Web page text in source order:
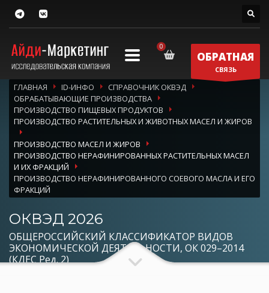
ОБРАТНАЯ
СВЯЗЬ
ГЛАВНАЯ ID-ИНФО
СПРАВОЧНИК ОКВЭД
ОБРАБАТЫВАЮЩИЕ ПРОИЗВОДСТВА
ПРОИЗВОДСТВО ПИЩЕВЫХ ПРОДУКТОВ
ПРОИЗВОДСТВО РАСТИТЕЛЬНЫХ И ЖИВОТНЫХ МАСЕЛ И ЖИРОВ
ПРОИЗВОДСТВО МАСЕЛ И ЖИРОВ
ПРОИЗВОДСТВО НЕРАФИНИРОВАННЫХ РАСТИТЕЛЬНЫХ МАСЕЛ
И ИХ ФРАКЦИЙ
ПРОИЗВОДСТВО НЕРАФИНИРОВАННОГО СОЕВОГО МАСЛА И ЕГО
ФРАКЦИЙ
ОКВЭД 2026
ОБЩЕРОССИЙСКИЙ КЛАССИФИКАТОР ВИДОВ
ЭКОНОМИЧЕСКОЙ ДЕЯТЕЛЬНОСТИ, ОК 029–2014
(КДЕС Ред. 2)